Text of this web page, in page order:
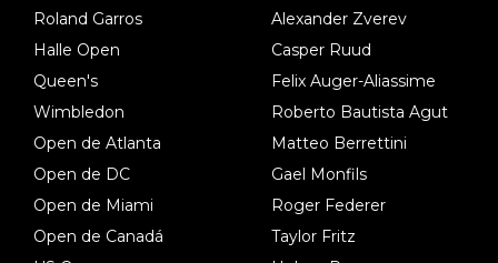
Roland Garros
Halle Open
Queen's
Wimbledon
Open de Atlanta
Open de DC
Open de Miami
Open de Canadá
Alexander Zverev
Casper Ruud
Felix Auger-Aliassime
Roberto Bautista Agut
Matteo Berrettini
Gael Monfils
Roger Federer
Taylor Fritz